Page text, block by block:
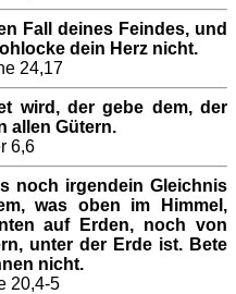
Fall deines Feindes, und
dein Herz nicht.
24,17
wird, der gebe dem, der
allen Gütern.
6,6
noch irgendein Gleichnis
was oben im Himmel,
auf Erden, noch von
unter der Erde ist. Bete
nicht.
20,4-5